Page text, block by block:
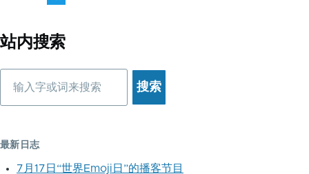
站内搜索
最新日志
7月17日“世界Emoji日”的播客节目